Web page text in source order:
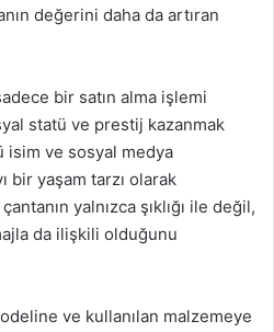
değerini daha da artıran
bir satın alma işlemi
statü ve prestij kazanmak
isim ve sosyal medya
bir yaşam tarzı olarak
yalnızca şıklığı ile değil,
da ilişkili olduğunu
ve kullanılan malzemeye